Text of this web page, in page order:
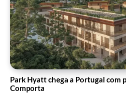
Park Hyatt chega a Portugal com
Comporta